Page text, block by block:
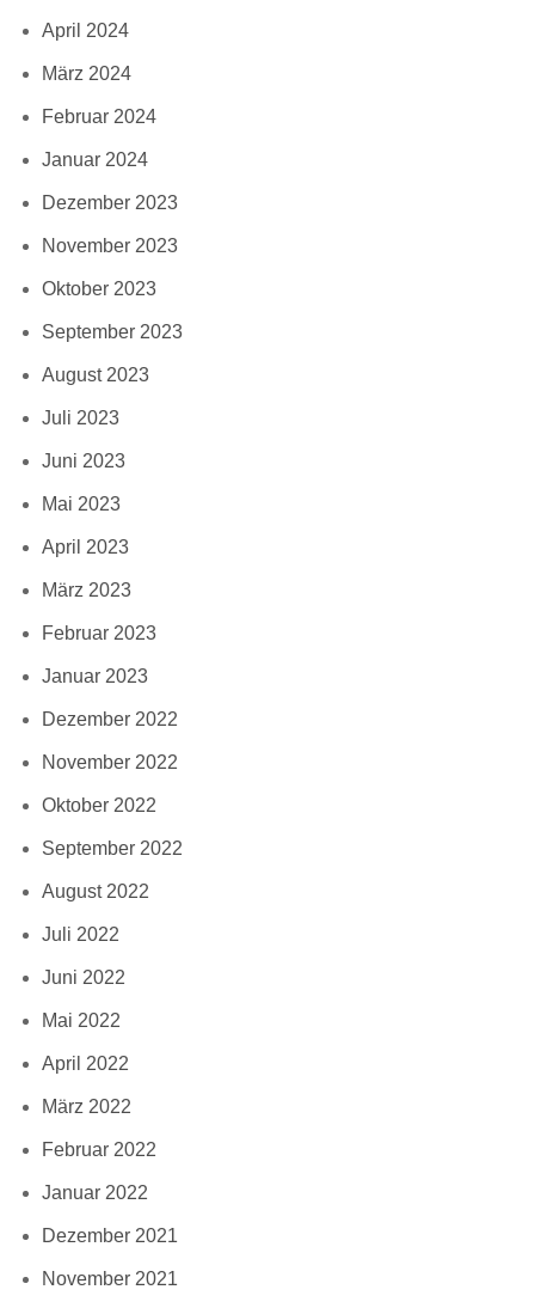
April 2024
März 2024
Februar 2024
Januar 2024
Dezember 2023
November 2023
Oktober 2023
September 2023
August 2023
Juli 2023
Juni 2023
Mai 2023
April 2023
März 2023
Februar 2023
Januar 2023
Dezember 2022
November 2022
Oktober 2022
September 2022
August 2022
Juli 2022
Juni 2022
Mai 2022
April 2022
März 2022
Februar 2022
Januar 2022
Dezember 2021
November 2021